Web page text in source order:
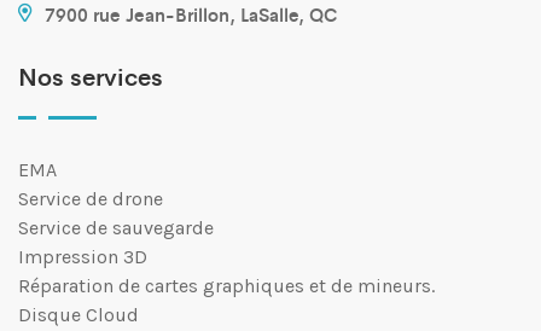
7900 rue Jean-Brillon, LaSalle, QC
Nos services
EMA
Service de drone
Service de sauvegarde
Impression 3D
Réparation de cartes graphiques et de mineurs.
Disque Cloud